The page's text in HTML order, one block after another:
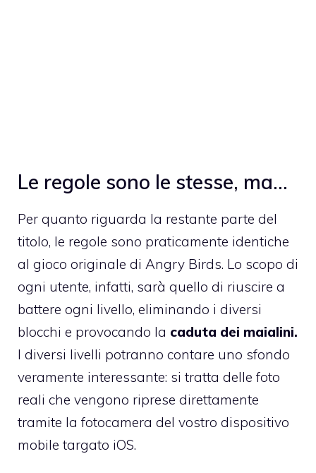
Le regole sono le stesse, ma…
Per quanto riguarda la restante parte del
titolo, le regole sono praticamente identiche
al gioco originale di Angry Birds. Lo scopo di
ogni utente, infatti, sarà quello di riuscire a
battere ogni livello, eliminando i diversi
blocchi e provocando la caduta dei maialini.
I diversi livelli potranno contare uno sfondo
veramente interessante: si tratta delle foto
reali che vengono riprese direttamente
tramite la fotocamera del vostro dispositivo
mobile targato iOS.